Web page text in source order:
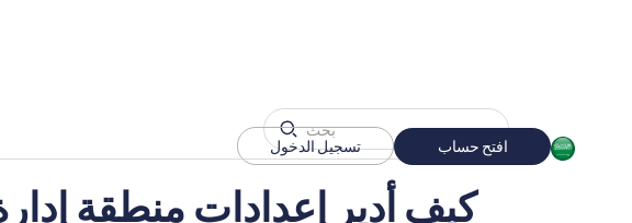
تسجيل الدخول افتح حساب
كيف أدير إعدادات منطقة